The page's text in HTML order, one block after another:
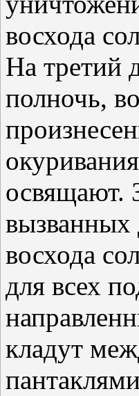
восхода
На третий
полночь,
освящают.
вызванных
восхода
для всех
кладут